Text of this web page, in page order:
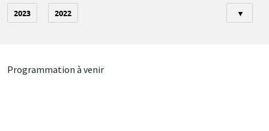
2023 2022 ▼
Programmation à venir